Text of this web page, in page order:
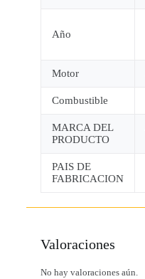
Año
Motor
Combustible
MARCA DEL
PRODUCTO
PAIS DE
FABRICACION
Valoraciones
No hay valoraciones aún.